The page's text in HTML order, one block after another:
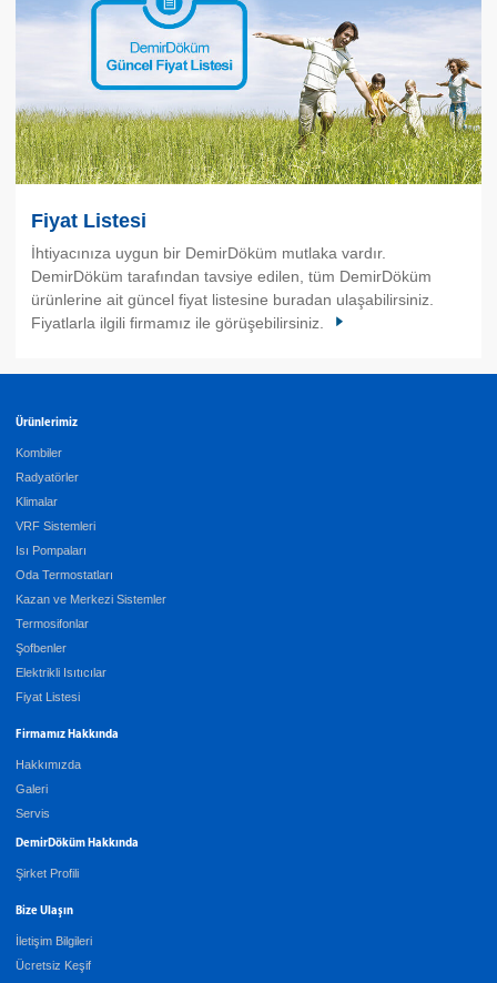
Fiyat Listesi
İhtiyacınıza uygun bir DemirDöküm mutlaka vardır.
DemirDöküm tarafından tavsiye edilen, tüm DemirDöküm
ürünlerine ait güncel fiyat listesine buradan ulaşabilirsiniz.
Fiyatlarla ilgili firmamız ile görüşebilirsiniz.
Ürünlerimiz
Kombiler
Radyatörler
Klimalar
VRF Sistemleri
Isı Pompaları
Oda Termostatları
Kazan ve Merkezi Sistemler
Termosifonlar
Şofbenler
Elektrikli Isıtıcılar
Fiyat Listesi
Firmamız Hakkında
Hakkımızda
Galeri
Servis
DemirDöküm Hakkında
Şirket Profili
Bize Ulaşın
İletişim Bilgileri
Ücretsiz Keşif